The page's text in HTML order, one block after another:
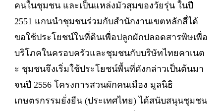
คนในชุมชน และเป็นแหล่งมัวสุมของวัยรุ่น ในปี
2551 แกนนำชุมชนร่วมกับสำนักงานเขตหลักสี่ได้
ขอใช้ประโยชน์ในที่ดินเพื่อปลูกผักปลอดสารพิษเพื่อ
บริโภคในครอบครัวและชุมชนกับบริษัทไทยคาเนต
ะ ชุมชนจึงเริ่มใช้ประโยชน์พื้นที่ดังกล่าวเป็นต้นมา
จนปี 2556 โครงการสวนผักคนเมือง มูลนิธิ
เกษตรกรรมยั่งยืน (ประเทศไทย) ได้สนับสนุนชุมชน